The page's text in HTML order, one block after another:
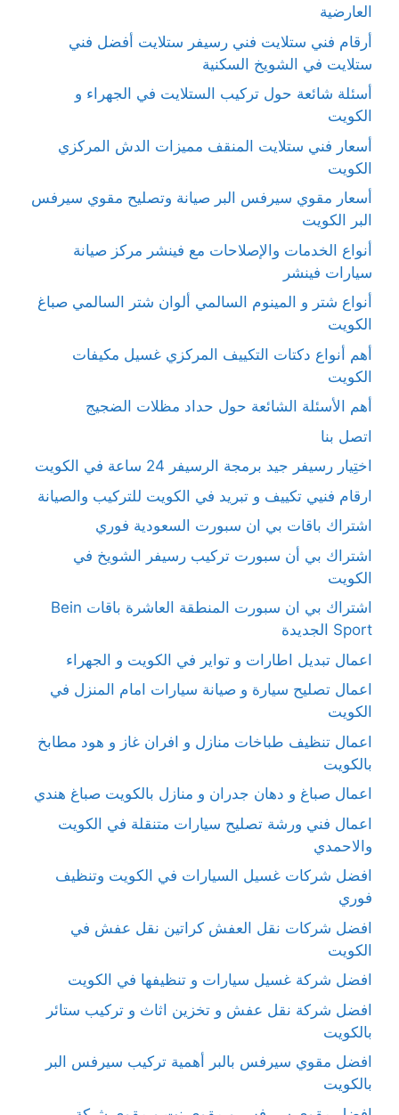
العارضية
أرقام فني ستلايت فني رسيفر ستلايت أفضل فني
ستلايت في الشويخ السكنية
أسئلة شائعة حول تركيب الستلايت في الجهراء و
الكويت
أسعار فني ستلايت المنقف مميزات الدش المركزي
الكويت
أسعار مقوي سيرفس البر صيانة وتصليح مقوي سيرفس
البر الكويت
أنواع الخدمات والإصلاحات مع فينشر مركز صيانة
سيارات فينشر
أنواع شتر و المينوم السالمي ألوان شتر السالمي صباغ
الكويت
أهم أنواع دكتات التكييف المركزي غسيل مكيفات
الكويت
أهم الأسئلة الشائعة حول حداد مظلات الضجيج
اتصل بنا
اختِيار رسيفر جيد برمجة الرسيفر 24 ساعة في الكويت
ارقام فنيي تكييف و تبريد في الكويت للتركيب والصيانة
اشتراك باقات بي ان سبورت السعودية فوري
اشتراك بي أن سبورت تركيب رسيفر الشويخ في
الكويت
اشتراك بي ان سبورت المنطقة العاشرة باقات Bein
Sport الجديدة
اعمال تبديل اطارات و تواير في الكويت و الجهراء
اعمال تصليح سيارة و صيانة سيارات امام المنزل في
الكويت
اعمال تنظيف طباخات منازل و افران غاز و هود مطابخ
بالكويت
اعمال صباغ و دهان جدران و منازل بالكويت صباغ هندي
اعمال فني ورشة تصليح سيارات متنقلة في الكويت
والاحمدي
افضل شركات غسيل السيارات في الكويت وتنظيف
فوري
افضل شركات نقل العفش كراتين نقل عفش في
الكويت
افضل شركة غسيل سيارات و تنظيفها في الكويت
افضل شركة نقل عفش و تخزين اثاث و تركيب ستائر
بالكويت
افضل مقوي سيرفس بالبر أهمية تركيب سيرفس البر
بالكويت